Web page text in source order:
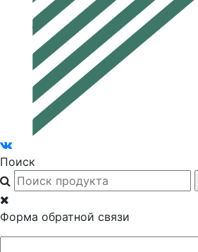
Поиск
Форма обратной связи